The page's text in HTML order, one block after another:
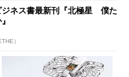
ジネス書最新刊『北極星 僕た
）